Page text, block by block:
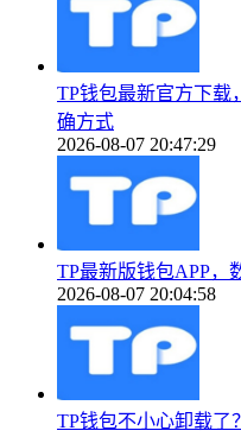
TP钱包最新官方下载
确方式
2026-08-07 20:47:29
TP最新版钱包APP，
2026-08-07 20:04:58
TP钱包不小心卸载了